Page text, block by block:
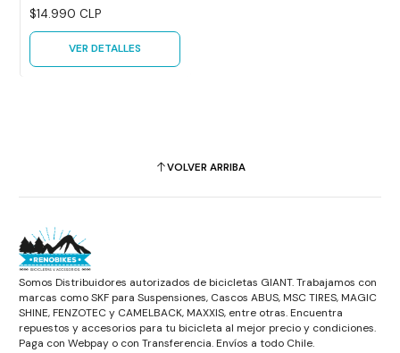
$14.990 CLP
VER DETALLES
VOLVER ARRIBA
Somos Distribuidores autorizados de bicicletas GIANT. Trabajamos con
marcas como SKF para Suspensiones, Cascos ABUS, MSC TIRES, MAGIC
SHINE, FENZOTEC y CAMELBACK, MAXXIS, entre otras. Encuentra
repuestos y accesorios para tu bicicleta al mejor precio y condiciones.
Paga con Webpay o con Transferencia. Envíos a todo Chile.